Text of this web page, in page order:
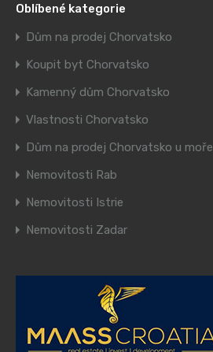
Oblíbené kategorie
Dům na prodej Chorvatsko
Koupit byt Chorvatsko
Kamenný dům Chorvatsko
Vlastnosti Chorvatsko
Dům na prodej Chorvatsko u moře
Nemovitosti Rab
Nemovitosti Istrie
Nemovitosti Zadar